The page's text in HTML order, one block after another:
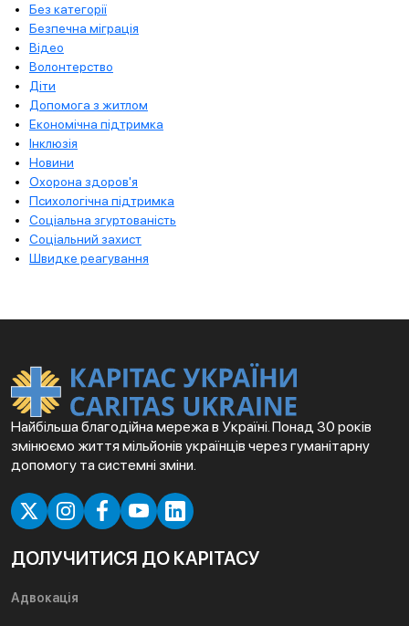
Без категорії
Безпечна міграція
Відео
Волонтерство
Діти
Допомога з житлом
Економічна підтримка
Інклюзія
Новини
Охорона здоров'я
Психологічна підтримка
Соціальна згуртованість
Соціальний захист
Швидке реагування
Найбільша благодійна мережа в Україні. Понад 30 років
змінюємо життя мільйонів українців через гуманітарну
допомогу та системні зміни.
ДОЛУЧИТИСЯ ДО КАРІТАСУ
Адвокація